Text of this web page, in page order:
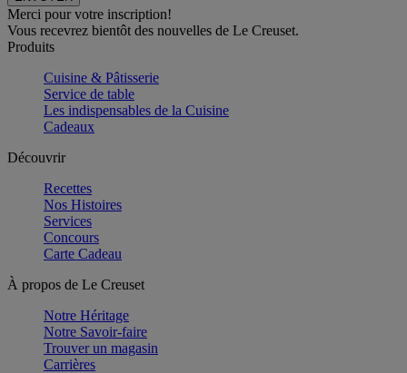
Merci pour votre inscription!
Vous recevrez bientôt des nouvelles de Le Creuset.
Produits
Cuisine & Pâtisserie
Service de table
Les indispensables de la Cuisine
Cadeaux
Découvrir
Recettes
Nos Histoires
Services
Concours
Carte Cadeau
À propos de Le Creuset
Notre Héritage
Notre Savoir-faire
Trouver un magasin
Carrières